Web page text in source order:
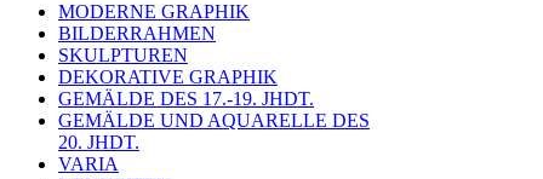
MODERNE GRAPHIK
BILDERRAHMEN
SKULPTUREN
DEKORATIVE GRAPHIK
GEMÄLDE DES 17.-19. JHDT.
GEMÄLDE UND AQUARELLE DES
20. JHDT.
VARIA